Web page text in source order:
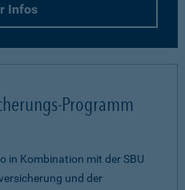
Infos
Programm
in Kombination mit der SBU
und der